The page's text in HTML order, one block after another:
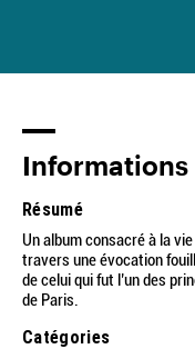
Informations
Résumé
Un album consacré à la
travers une évocation
de celui qui fut l’un des
de Paris.
Catégories